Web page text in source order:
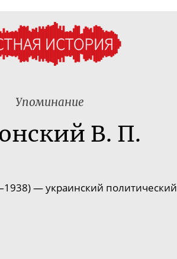
Упоминание
В. П.
— украинский